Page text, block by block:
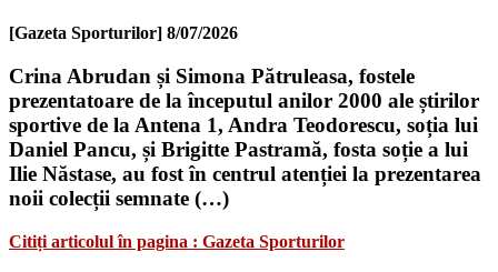
[Gazeta Sporturilor] 8/07/2026
Crina Abrudan și Simona Pătruleasa, fostele
prezentatoare de la începutul anilor 2000 ale știrilor
sportive de la Antena 1, Andra Teodorescu, soția lui
Daniel Pancu, și Brigitte Pastramă, fosta soție a lui
Ilie Năstase, au fost în centrul atenției la prezentarea
noii colecții semnate (…)
Citiți articolul în pagina : Gazeta Sporturilor